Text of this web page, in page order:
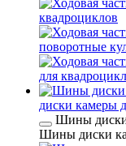
квадроциклов
поворотные
для
диски камеры
Шины диски
Шины диски